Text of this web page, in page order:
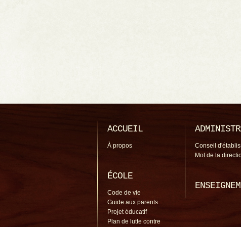
ACCUEIL
À propos
ÉCOLE
Code de vie
Guide aux parents
Projet éducatif
Plan de lutte contre
Conseil
Mot de la